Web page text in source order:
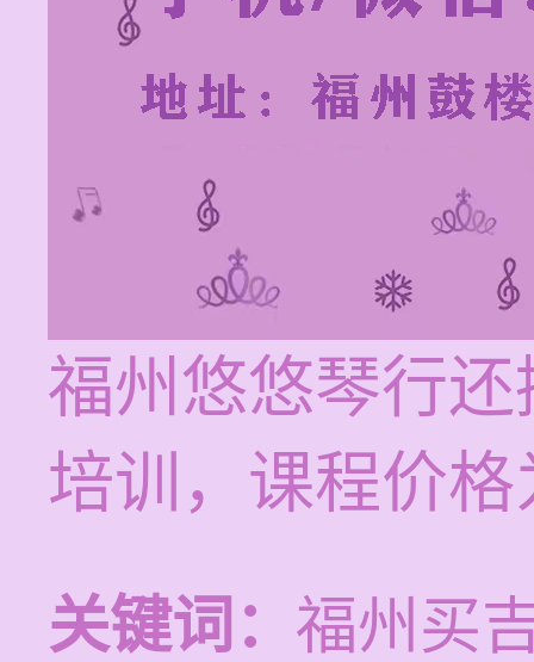
福州悠悠琴行
培训，课程价
关键词： 福州买